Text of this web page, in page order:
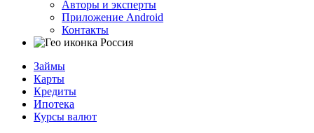
Авторы и эксперты
Приложение Android
Контакты
Россия
Займы
Карты
Кредиты
Ипотека
Курсы валют